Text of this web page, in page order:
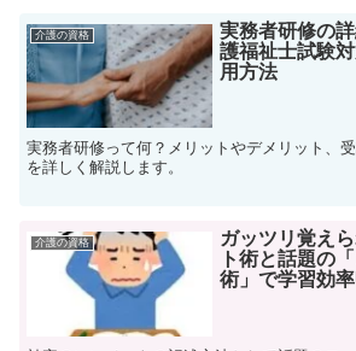
介護の資格
実務者研修の
護福祉士試験
用方法
実務者研修って何？メリットやデメリット、
を詳しく解説します。
介護の資格
ガッツリ覚え
ト術と話題の
術」で学習効率